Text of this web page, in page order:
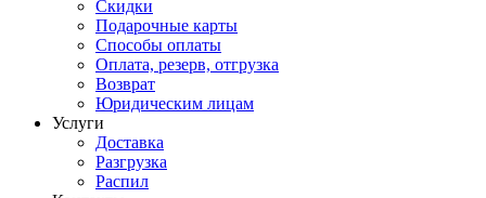
Скидки
Подарочные карты
Способы оплаты
Оплата, резерв, отгрузка
Возврат
Юридическим лицам
Услуги
Доставка
Разгрузка
Распил